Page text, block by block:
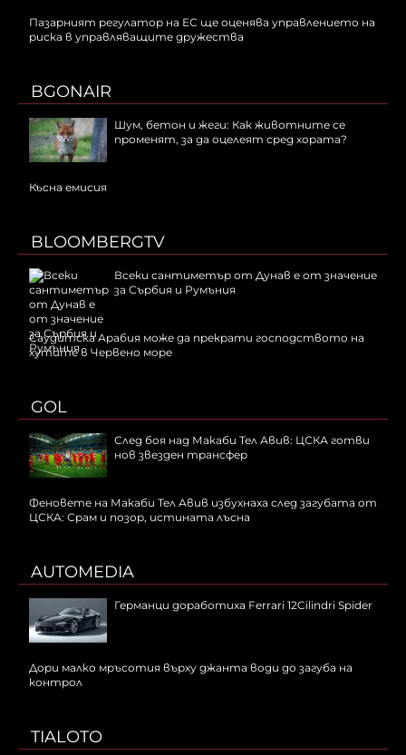
Пазарният регулатор на ЕС ще оценява управлението на
риска в управляващите дружества
BGONAIR
Шум, бетон и жеги: Как животните се
променят, за да оцелеят сред хората?
Късна емисия
BLOOMBERGTV
Всеки сантиметър от Дунав е от значение
за Сърбия и Румъния
Саудитска Арабия може да прекрати господството на
хутите в Червено море
GOL
След боя над Макаби Тел Авив: ЦСКА готви
нов звезден трансфер
Феновете на Макаби Тел Авив избухнаха след загубата от
ЦСКА: Срам и позор, истината лъсна
AUTOMEDIA
Германци доработиха Ferrari 12Cilindri Spider
Дори малко мръсотия върху джанта води до загуба на
контрол
TIALOTO